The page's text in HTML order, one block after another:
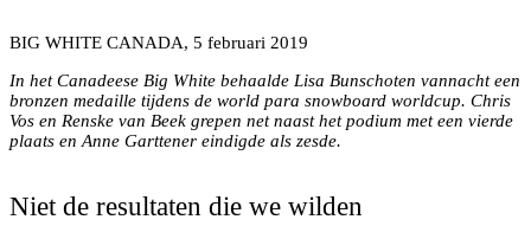
BIG WHITE CANADA, 5 februari 2019
In het Canadeese Big White behaalde Lisa Bunschoten vannacht een
bronzen medaille tijdens de world para snowboard worldcup. Chris
Vos en Renske van Beek grepen net naast het podium met een vierde
plaats en Anne Garttener eindigde als zesde.
Niet de resultaten die we wilden